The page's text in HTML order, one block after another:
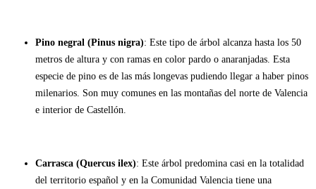
Pino negral (Pinus nigra): Este tipo de árbol alcanza hasta los 50
metros de altura y con ramas en color pardo o anaranjadas. Esta
especie de pino es de las más longevas pudiendo llegar a haber pinos
milenarios. Son muy comunes en las montañas del norte de Valencia
e interior de Castellón.
Carrasca (Quercus ilex): Este árbol predomina casi en la totalidad
del territorio español y en la Comunidad Valencia tiene una